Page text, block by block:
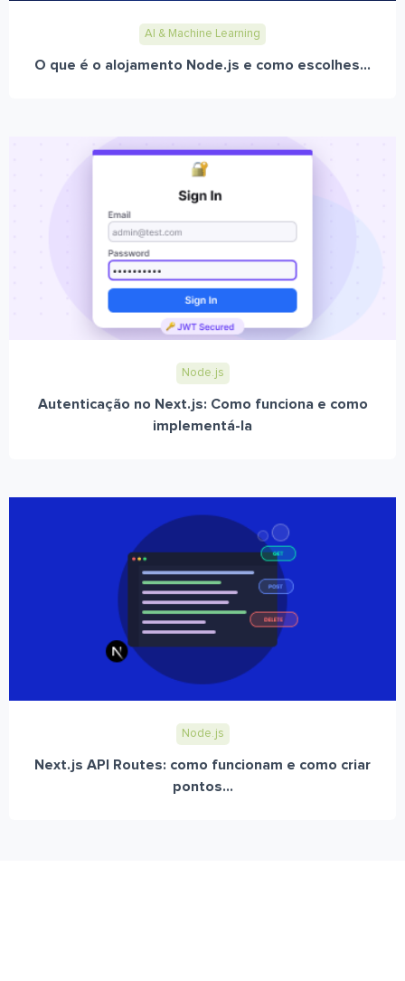
AI & Machine Learning
O que é o alojamento Node.js e como escolhes...
Node.js
Autenticação no Next.js: Como funciona e como
implementá-la
Node.js
Next.js API Routes: como funcionam e como criar
pontos...